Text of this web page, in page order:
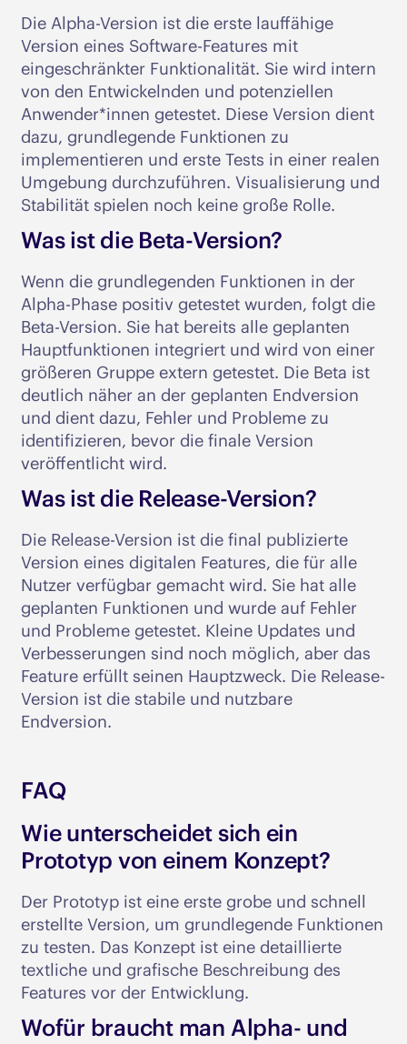
Die Alpha-Version ist die erste lauffähige
Version eines Software-Features mit
eingeschränkter Funktionalität. Sie wird intern
von den Entwickelnden und potenziellen
Anwender*innen getestet. Diese Version dient
dazu, grundlegende Funktionen zu
implementieren und erste Tests in einer realen
Umgebung durchzuführen. Visualisierung und
Stabilität spielen noch keine große Rolle.
Was ist die Beta-Version?
Wenn die grundlegenden Funktionen in der
Alpha-Phase positiv getestet wurden, folgt die
Beta-Version. Sie hat bereits alle geplanten
Hauptfunktionen integriert und wird von einer
größeren Gruppe extern getestet. Die Beta ist
deutlich näher an der geplanten Endversion
und dient dazu, Fehler und Probleme zu
identifizieren, bevor die finale Version
veröffentlicht wird.
Was ist die Release-Version?
Die Release-Version ist die final publizierte
Version eines digitalen Features, die für alle
Nutzer verfügbar gemacht wird. Sie hat alle
geplanten Funktionen und wurde auf Fehler
und Probleme getestet. Kleine Updates und
Verbesserungen sind noch möglich, aber das
Feature erfüllt seinen Hauptzweck. Die Release-
Version ist die stabile und nutzbare
Endversion.
FAQ
Wie unterscheidet sich ein
Prototyp von einem Konzept?
Der Prototyp ist eine erste grobe und schnell
erstellte Version, um grundlegende Funktionen
zu testen. Das Konzept ist eine detaillierte
textliche und grafische Beschreibung des
Features vor der Entwicklung.
Wofür braucht man Alpha- und